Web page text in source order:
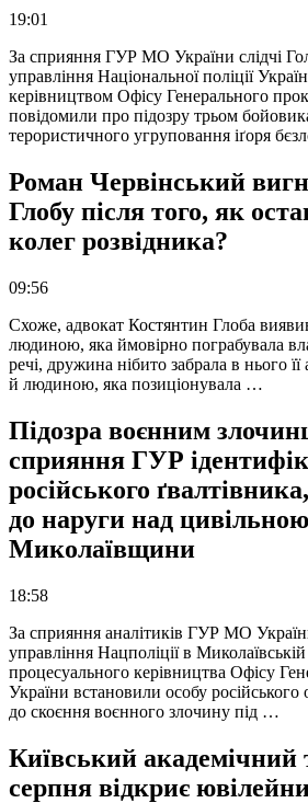
19:01
За сприяння ГУР МО України слідчі
управління Національної поліції
керівництвом Офісу Генерального
повідомили про підозру трьом
терористичного угруповання іґоря
Роман Червінський
Глобу після того, як
колег розвідника?
09:56
Схоже, адвокат Костянтин Глоба
людиною, яка ймовірно пограбувала
речі, дружина нібито забрала в нього її
й людиною, яка позиціонувала …
Підозра воєнним
сприяння ГУР
російського
до наруги над
Миколаївщини
18:58
За сприяння аналітиків ГУР МО
управління Нацполіції в Миколаївській
процесуального керівництва Офісу
України встановили особу
до скоєння воєнного злочину під …
Київський академічний
серпня відкриє